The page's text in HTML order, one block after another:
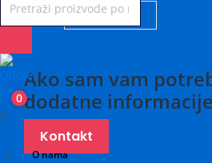
SAZNAJ VIŠE
Ako sam vam
dodatne informacije
Kontakt
O nama
0
X